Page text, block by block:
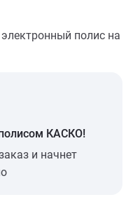
полис на
КАСКО!
и начнет